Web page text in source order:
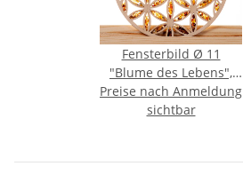
Fensterbild Ø 11
"Blume des Lebens",
Bernstein/Birke
Preise nach Anmeldung
sichtbar